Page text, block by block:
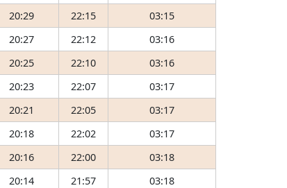
20:29 22:15
03:15
20:27 22:12
03:16
20:25 22:10
03:16
20:23 22:07
03:17
20:21 22:05
03:17
20:18 22:02
03:17
20:16 22:00
03:18
20:14 21:57
03:18